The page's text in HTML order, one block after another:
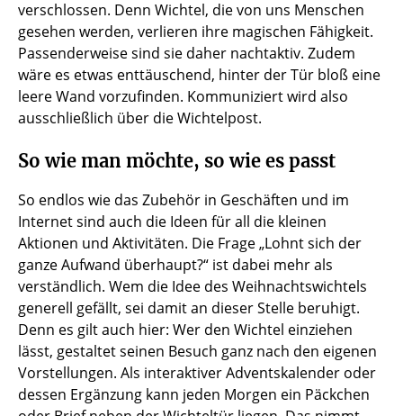
verschlossen. Denn Wichtel, die von uns Menschen
gesehen werden, verlieren ihre magischen Fähigkeit.
Passenderweise sind sie daher nachtaktiv. Zudem
wäre es etwas enttäuschend, hinter der Tür bloß eine
leere Wand vorzufinden. Kommuniziert wird also
ausschließlich über die Wichtelpost.
So wie man möchte, so wie es passt
So endlos wie das Zubehör in Geschäften und im
Internet sind auch die Ideen für all die kleinen
Aktionen und Aktivitäten. Die Frage „Lohnt sich der
ganze Aufwand überhaupt?“ ist dabei mehr als
verständlich. Wem die Idee des Weihnachtswichtels
generell gefällt, sei damit an dieser Stelle beruhigt.
Denn es gilt auch hier: Wer den Wichtel einziehen
lässt, gestaltet seinen Besuch ganz nach den eigenen
Vorstellungen. Als interaktiver Adventskalender oder
dessen Ergänzung kann jeden Morgen ein Päckchen